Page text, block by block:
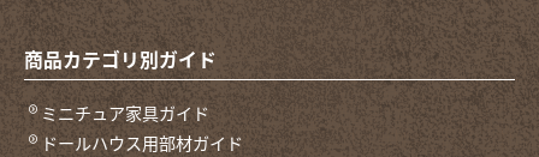
商品カテゴリ別ガイド
ミニチュア家具ガイド
ドールハウス用部材ガイド